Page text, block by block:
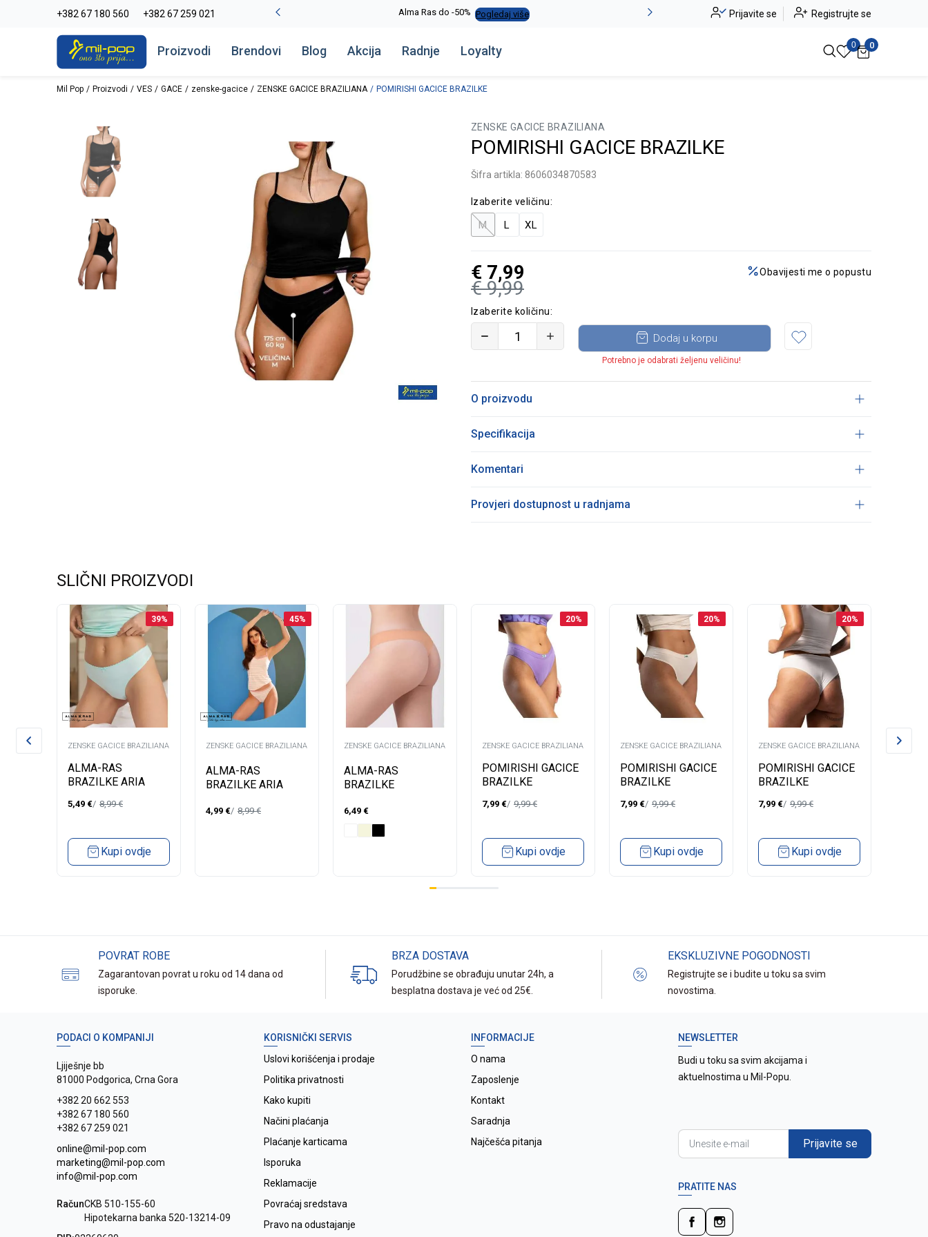
+382 67 180 560 +382 67 259 021
La Plage peškiri do -30% Pogledaj više Alma Ras do -50% Pogledaj više Novo u ponudi - Jadea Pogledaj više
Prijavite se Registrujte se
Proizvodi Brendovi Blog Akcija Radnje Loyalty 0 0
Mil Pop Proizvodi VES GACE zenske-gacice ZENSKE GACICE BRAZILIANA POMIRISHI GACICE BRAZILKE
ZENSKE GACICE BRAZILIANA
POMIRISHI GACICE BRAZILKE
Šifra artikla: 8606034870583
Izaberite veličinu:
M L XL
€ 9,99
€ 7,99 Obavijesti me o popustu
Izaberite količinu:
Dodaj u korpu
Potrebno je odabrati željenu veličinu!
O proizvodu
Specifikacija
Komentari
Provjeri dostupnost u radnjama
SLIČNI PROIZVODI
39%
ZENSKE GACICE BRAZILIANA
ALMA-RAS
BRAZILKE ARIA
5,49 € 8,99€
Kupi ovdje
45%
ZENSKE GACICE BRAZILIANA
ALMA-RAS
BRAZILKE ARIA
4,99 € 8,99€
ZENSKE GACICE BRAZILIANA
ALMA-RAS
BRAZILKE
6,49 €
20%
ZENSKE GACICE BRAZILIANA
POMIRISHI GACICE
BRAZILKE
7,99 € 9,99€
Kupi ovdje
20%
ZENSKE GACICE BRAZILIANA
POMIRISHI GACICE
BRAZILKE
7,99 € 9,99€
Kupi ovdje
20%
ZENSKE GACICE BRAZILIANA
POMIRISHI GACICE
BRAZILKE
7,99 € 9,99€
Kupi ovdje
ZENSKE
POVRAT ROBE
Zagarantovan povrat u roku od 14 dana od
isporuke.
BRZA DOSTAVA
Porudžbine se obrađuju unutar 24h, a
besplatna dostava je već od 25€.
EKSKLUZIVNE POGODNOSTI
Registrujte se i budite u toku sa svim
novostima.
PODACI O KOMPANIJI
Ljiješnje bb
81000 Podgorica, Crna Gora
+382 20 662 553
+382 67 180 560
+382 67 259 021
online@mil-pop.com
marketing@mil-pop.com
info@mil-pop.com
RačunCKB 510-155-60
Hipotekarna banka 520-13214-09
KORISNIČKI SERVIS
Uslovi korišćenja i prodaje
Politika privatnosti
Kako kupiti
Načini plaćanja
Plaćanje karticama
Isporuka
Reklamacije
Povraćaj sredstava
Pravo na odustajanje
INFORMACIJE
O nama
Zaposlenje
Kontakt
Saradnja
Najčešća pitanja
NEWSLETTER
Budi u toku sa svim akcijama i
aktuelnostima u Mil-Popu.
Prijavite se
PRATITE NAS